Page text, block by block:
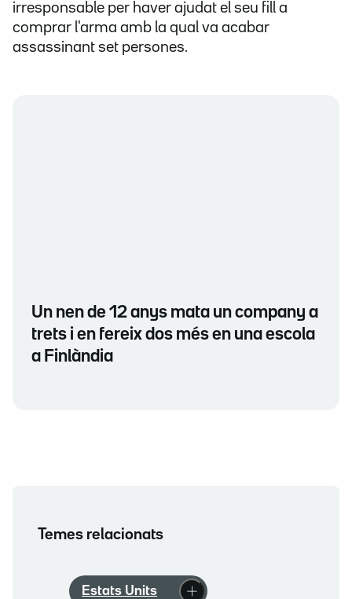
irresponsable per haver ajudat el seu fill a
comprar l'arma amb la qual va acabar
assassinant set persones.
Un nen de 12 anys mata un company a
trets i en fereix dos més en una escola
a Finlàndia
Temes relacionats
Estats Units